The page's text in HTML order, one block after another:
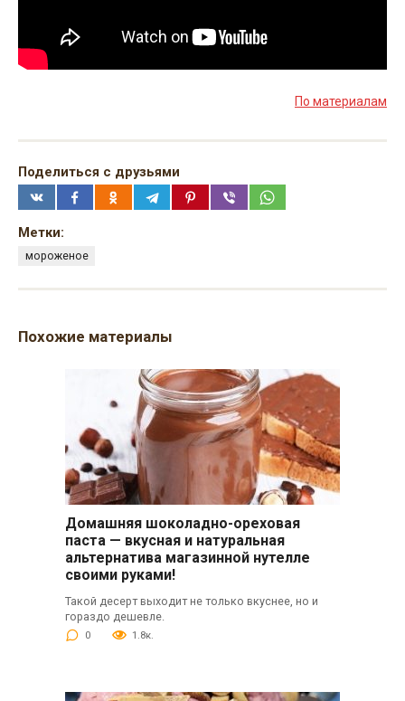
По материалам
Поделиться с друзьями
Метки:
мороженое
Похожие материалы
Домашняя шоколадно-ореховая
паста — вкусная и натуральная
альтернатива магазинной нутелле
своими руками!
Такой десерт выходит не только вкуснее, но и
гораздо дешевле.
0 1.8к.